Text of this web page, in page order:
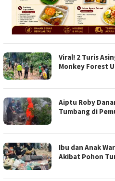
Viral! 2 Turis
Monkey Forest
Aiptu Roby
Tumbang di
Ibu dan Anak
Akibat Pohon